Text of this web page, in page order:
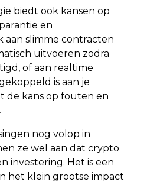
biedt ook kansen op
en
aan slimme contracten
uitvoeren zodra
of aan realtime
is aan je
de kans op fouten en
nog volop in
ze wel aan dat crypto
investering. Het is een
het klein grootse impact